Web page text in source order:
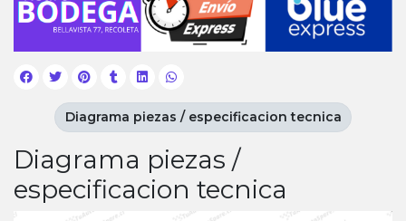
Diagrama piezas /
especificacion tecnica
Diagrama piezas / especificacion tecnica